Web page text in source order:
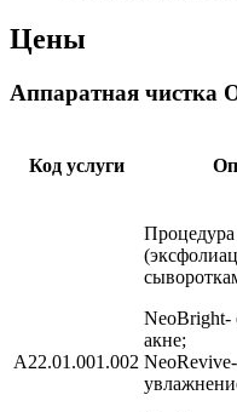
Цены
Аппаратная чистка
Код услуги
А22.01.001.002
Процедура
NeoBright-
акне;
NeoRevive